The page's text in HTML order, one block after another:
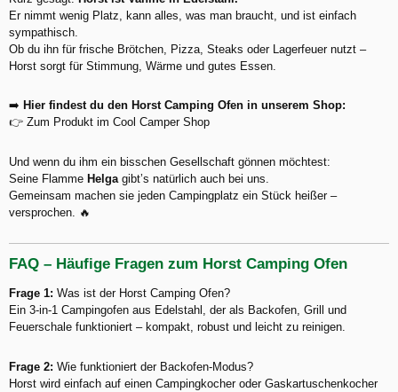
Er nimmt wenig Platz, kann alles, was man braucht, und ist einfach
sympathisch.
Ob du ihn für frische Brötchen, Pizza, Steaks oder Lagerfeuer nutzt –
Horst sorgt für Stimmung, Wärme und gutes Essen.
➡️ Hier findest du den Horst Camping Ofen in unserem Shop:
👉 Zum Produkt im Cool Camper Shop
Und wenn du ihm ein bisschen Gesellschaft gönnen möchtest:
Seine Flamme Helga gibt’s natürlich auch bei uns.
Gemeinsam machen sie jeden Campingplatz ein Stück heißer –
versprochen. 🔥
FAQ – Häufige Fragen zum Horst Camping Ofen
Frage 1: Was ist der Horst Camping Ofen?
Ein 3-in-1 Campingofen aus Edelstahl, der als Backofen, Grill und
Feuerschale funktioniert – kompakt, robust und leicht zu reinigen.
Frage 2: Wie funktioniert der Backofen-Modus?
Horst wird einfach auf einen Campingkocher oder Gaskartuschenkocher